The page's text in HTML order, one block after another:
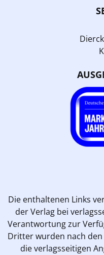
Die enthaltenen Links
der Verlag bei
Verantwortung zur
Dritter wurden nach
die verlagsseitigen